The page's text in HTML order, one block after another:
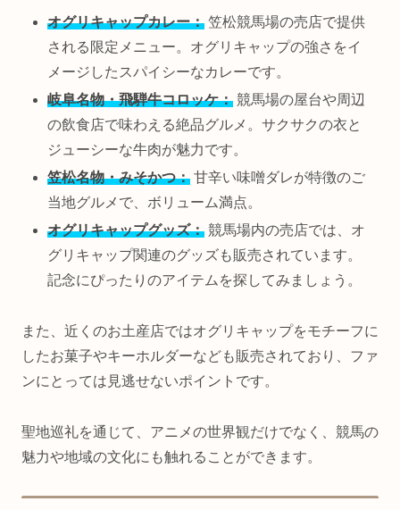
オグリキャップカレー： 笠松競馬場の売店で提供
される限定メニュー。オグリキャップの強さをイ
メージしたスパイシーなカレーです。
岐阜名物・飛騨牛コロッケ： 競馬場の屋台や周辺
の飲食店で味わえる絶品グルメ。サクサクの衣と
ジューシーな牛肉が魅力です。
笠松名物・みそかつ： 甘辛い味噌ダレが特徴のご
当地グルメで、ボリューム満点。
オグリキャップグッズ： 競馬場内の売店では、オ
グリキャップ関連のグッズも販売されています。
記念にぴったりのアイテムを探してみましょう。
また、近くのお土産店ではオグリキャップをモチーフに
したお菓子やキーホルダーなども販売されており、ファ
ンにとっては見逃せないポイントです。
聖地巡礼を通じて、アニメの世界観だけでなく、競馬の
魅力や地域の文化にも触れることができます。